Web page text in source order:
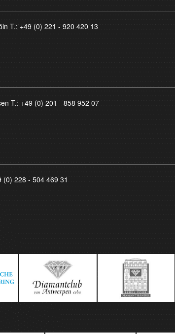
T.: +49 (0) 221 - 920 420 13
T.: +49 (0) 201 - 858 952 07
(0) 228 - 504 469 31